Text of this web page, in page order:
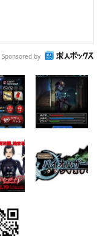
Sponsored by